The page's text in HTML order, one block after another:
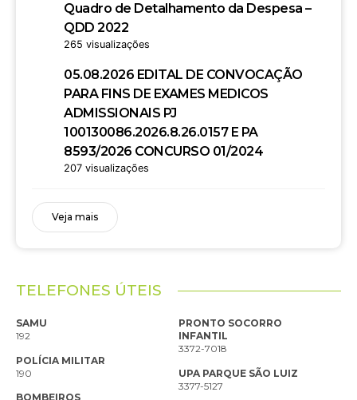
Quadro de Detalhamento da Despesa –
QDD 2022
265 visualizações
05.08.2026 EDITAL DE CONVOCAÇÃO
PARA FINS DE EXAMES MEDICOS
ADMISSIONAIS PJ
100130086.2026.8.26.0157 E PA
8593/2026 CONCURSO 01/2024
207 visualizações
Veja mais
TELEFONES ÚTEIS
SAMU
192
POLÍCIA MILITAR
190
BOMBEIROS
PRONTO SOCORRO
INFANTIL
3372-7018
UPA PARQUE SÃO LUIZ
3377-5127